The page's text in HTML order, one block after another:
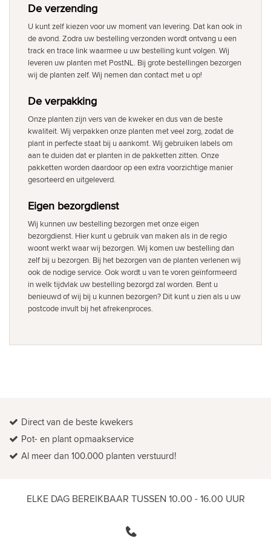
De verzending
U kunt zelf kiezen voor uw moment van levering. Dat kan ook in
de avond. Zodra uw bestelling verzonden wordt ontvang u een
track en trace link waarmee u uw bestelling kunt volgen. Wij
leveren uw planten met PostNL. Bij grote bestellingen bezorgen
wij de planten zelf. Wij nemen dan contact met u op!
De verpakking
Onze planten zijn vers van de kweker en dus van de beste
kwaliteit. Wij verpakken onze planten met veel zorg, zodat de
plant in perfecte staat bij u aankomt. Wij gebruiken labels om
aan te duiden dat er planten in de pakketten zitten. Onze
pakketten worden daardoor op een extra voorzichtige manier
gesorteerd en uitgeleverd.
Eigen bezorgdienst
Wij kunnen uw bestelling bezorgen met onze eigen
bezorgdienst. Hier kunt u gebruik van maken als in de regio
woont werkt waar wij bezorgen. Wij komen uw bestelling dan
zelf bij u bezorgen. Bij het bezorgen van de planten verlenen wij
ook de nodige service. Ook wordt u van te voren geïnformeerd
in welk tijdvlak uw bestelling bezorgd zal worden. Bent u
benieuwd of wij bij u kunnen bezorgen? Dit kunt u zien als u uw
postcode invult bij het afrekenproces.
Direct van de beste kwekers
Pot- en plant opmaakservice
Al meer dan 100.000 planten verstuurd!
ELKE DAG BEREIKBAAR TUSSEN 10.00 - 16.00 UUR